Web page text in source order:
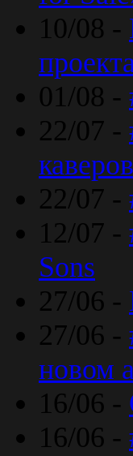
10/08 -
01/08 -
22/07 -
22/07 -
12/07 -
Sons
27/06 -
27/06 -
новом
16/06 -
16/06 -